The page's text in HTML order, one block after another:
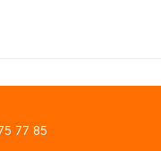
77 85